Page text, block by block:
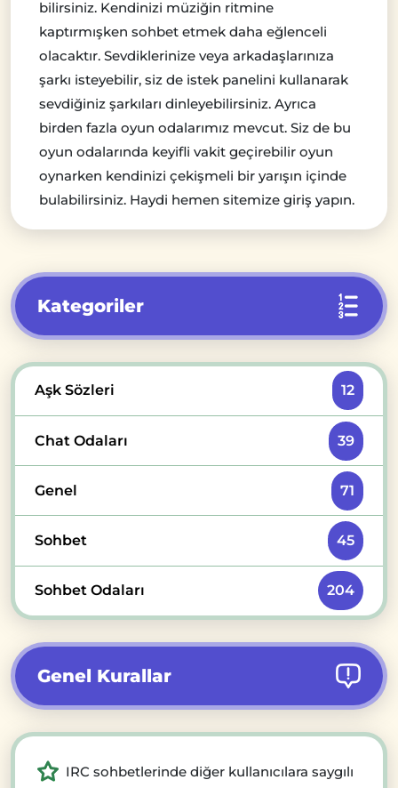
bilirsiniz. Kendinizi müziğin ritmine
kaptırmışken sohbet etmek daha eğlenceli
olacaktır. Sevdiklerinize veya arkadaşlarınıza
şarkı isteyebilir, siz de istek panelini kullanarak
sevdiğiniz şarkıları dinleyebilirsiniz. Ayrıca
birden fazla oyun odalarımız mevcut. Siz de bu
oyun odalarında keyifli vakit geçirebilir oyun
oynarken kendinizi çekişmeli bir yarışın içinde
bulabilirsiniz. Haydi hemen sitemize giriş yapın.
Kategoriler
Aşk Sözleri 12
Chat Odaları 39
Genel 71
Sohbet 45
Sohbet Odaları 204
Genel Kurallar
IRC sohbetlerinde diğer kullanıcılara saygılı